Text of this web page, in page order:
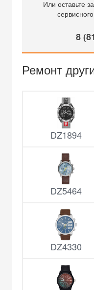
Или оставьте
8
Ремонт
DZ1894
DZ5464
DZ4330